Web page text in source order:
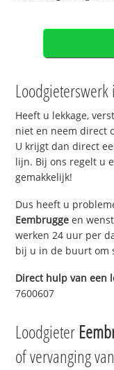
Loodgieterswerk
Heeft u lekkage,
niet en neem direct
U krijgt dan direct
lijn. Bij ons regelt u
gemakkelijk!
Dus heeft u
Eembrugge en
werken 24 uur per
bij u in de buurt om
Direct hulp van een
7600607
Loodgieter
of vervanging